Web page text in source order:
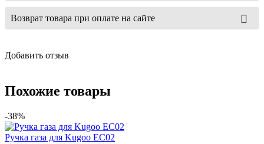
Возврат товара при оплате на сайте
Добавить отзыв
Похожие товары
-38%
Ручка газа для Kugoo EC02